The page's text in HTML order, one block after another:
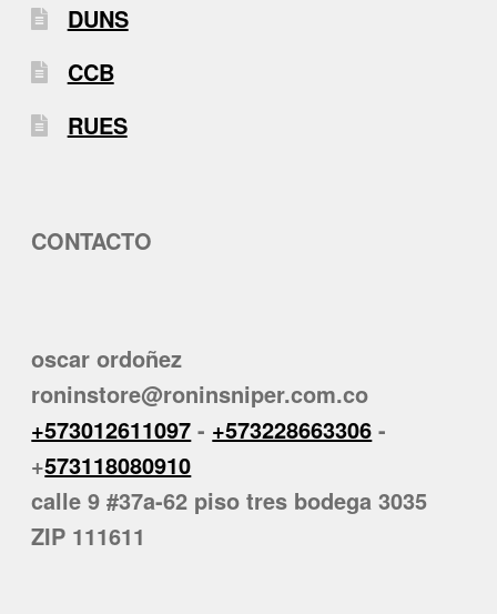
DUNS
CCB
RUES
CONTACTO
oscar ordoñez
roninstore@roninsniper.com.co
+573012611097 - +573228663306 -
+573118080910
calle 9 #37a-62 piso tres bodega 3035
ZIP 111611